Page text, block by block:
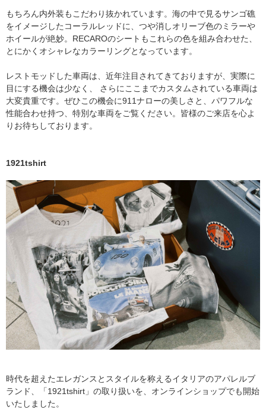
もちろん内外装もこだわり抜かれています。海の中で見るサンゴ礁
をイメージしたコーラルレッドに、つや消しオリーブ色のミラーや
ホイールが絶妙。RECAROのシートもこれらの色を組み合わせた、
とにかくオシャレなカラーリングとなっています。
レストモッドした車両は、近年注目されてきておりますが、実際に
目にする機会は少なく、 さらにここまでカスタムされている車両は
大変貴重です。ぜひこの機会に911ナローの美しさと、パワフルな
性能合わせ持つ、特別な車両をご覧ください。皆様のご来店を心よ
りお待ちしております。
1921tshirt
時代を超えたエレガンスとスタイルを称えるイタリアのアパレルブ
ランド、「1921tshirt」の取り扱いを、オンラインショップでも開始
いたしました。